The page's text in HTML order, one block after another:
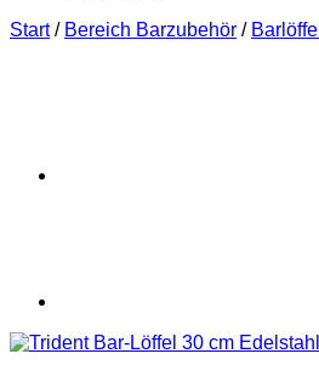
Start / Bereich Barzubehör / Barlöffel